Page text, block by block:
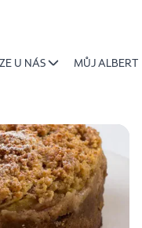
U NÁS MŮJ ALBERT